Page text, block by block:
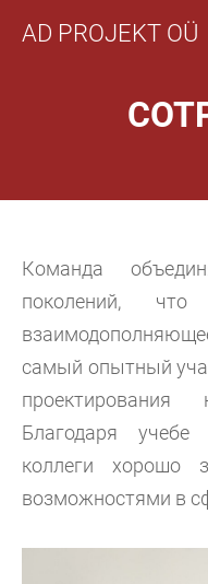
AD PROJEKT OÜ
Команда
поколений, что
самый опытный
Благодаря
коллеги хорошо
возможностями в